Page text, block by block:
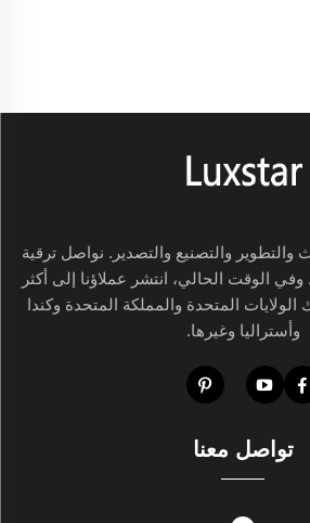
والتطوير والتصنيع والتصدير. نواصل ترقية
الوقت الحالي، انتشر عملاؤنا إلى أكثر
الولايات المتحدة والمملكة المتحدة وكندا
وأستراليا وغيرها.
تواصل معنا